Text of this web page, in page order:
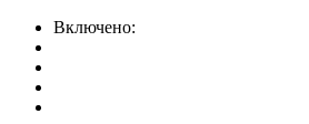
Включено: